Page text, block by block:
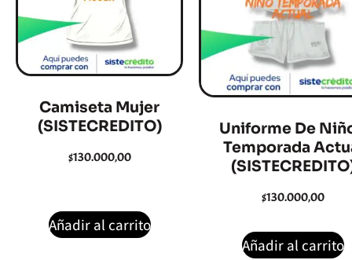
Camiseta Mujer
(SISTECREDITO)
$130.000,00
Añadir al carrito
Uniforme De
Temporada
$130.000,00
Añadir al carrito